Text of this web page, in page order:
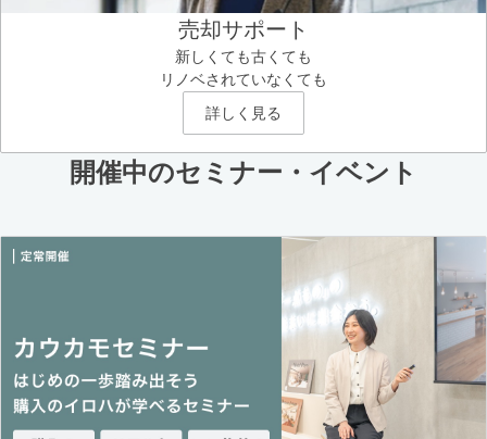
売却サポート
新しくても古くても
リノベされていなくても
詳しく見る
開催中のセミナー・イベント